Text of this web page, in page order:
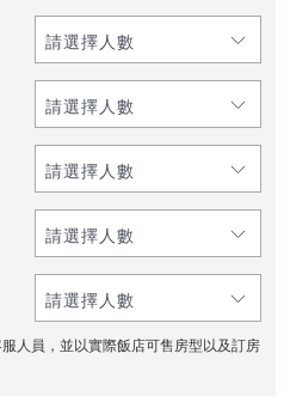
人員，並以實際飯店可售房型以及訂房